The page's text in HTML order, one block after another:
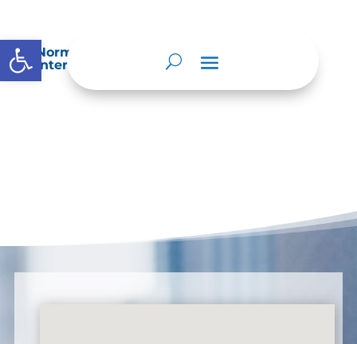
Abrir barra de herramientas
Normatividad especial que les aplique de
interés.